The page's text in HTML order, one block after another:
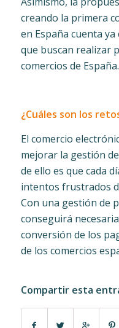
creando la primera
en España cuenta
que buscan realizar
comercios de España.
¿Cuáles son los
El comercio
mejorar la gestión
de ello es que cada
intentos frustrados
Con una gestión de
conseguirá
conversión de los
de los comercios
Compartir esta